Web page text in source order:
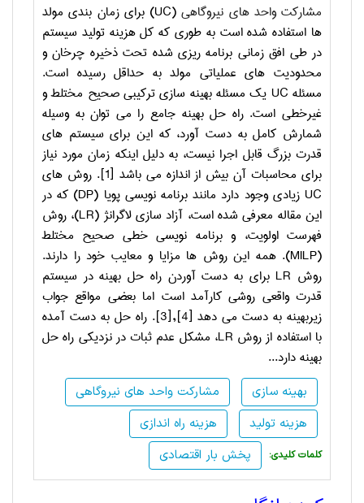
مشارکت واحد های نیروگاهی (UC) برای زمان بندی مولد
ها استفاده شده است به طوری که کل هزینه تولید سیستم
در طی افق زمانی برنامه ریزی شده تحت ذخیره چرخان و
محدودیت های عملیاتی مولد به حداقل رسیده است.
مسئله UC یک مسئله بهینه سازی ترکیبی صحیح مختلط و
غیرخطی است. راه حل بهینه جامع را می توان به وسیله
شمارش کامل به دست آورد، که این برای سیستم های
قدرت بزرگ قابل اجرا نیست، به دلیل اینکه زمان مورد نیاز
برای محاسبات آن بیش از اندازه می باشد [1]. روش های
UC زیادی وجود دارد مانند برنامه نویسی پویا (DP) که در
این مقاله معرفی شده است، آزاد سازی لاگرانژ (LR)، روش
فهرست اولویت، و برنامه نویسی خطی صحیح مختلط
(MILP). همه این روش ها مزایا و معایب خود را دارند.
روش LR برای به دست آوردن راه حل بهینه در سیستم
قدرت واقعی روشی کارآمد است اما بعضی مواقع جواب
زیربهینه به دست می دهد [3],[4]. راه حل به دست آمده
با استفاده از روش LR، مشکل عدم ثبات در نزدیکی راه حل
بهینه دارد...
مشارکت واحد های نیروگاهی
بهینه سازی
هزینه راه اندازی
هزینه تولید
پخش بار اقتصادی
:کلمات کلیدی